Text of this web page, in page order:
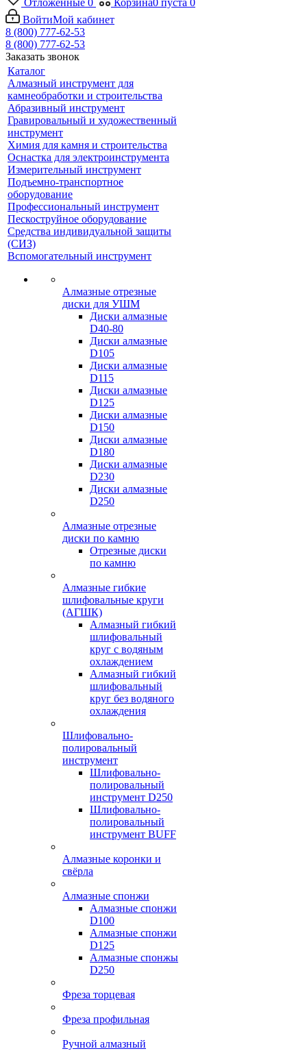
Отложенные 0 Корзина0 пуста 0
ВойтиМой кабинет
8 (800) 777-62-53
8 (800) 777-62-53
Заказать звонок
Каталог
Алмазный инструмент для
камнеобработки и строительства
Абразивный инструмент
Гравировальный и художественный
инструмент
Химия для камня и строительства
Оснастка для электроинструмента
Измерительный инструмент
Подъемно-транспортное
оборудование
Профессиональный инструмент
Пескоструйное оборудование
Средства индивидуальной защиты
(СИЗ)
Вспомогательный инструмент
Алмазные отрезные
диски для УШМ
Диски алмазные
D40-80
Диски алмазные
D105
Диски алмазные
D115
Диски алмазные
D125
Диски алмазные
D150
Диски алмазные
D180
Диски алмазные
D230
Диски алмазные
D250
Алмазные отрезные
диски по камню
Отрезные диски
по камню
Алмазные гибкие
шлифовальные круги
(АГШК)
Алмазный гибкий
шлифовальный
круг с водяным
охлаждением
Алмазный гибкий
шлифовальный
круг без водяного
охлаждения
Шлифовально-
полировальный
инструмент
Шлифовально-
полировальный
инструмент D250
Шлифовально-
полировальный
инструмент BUFF
Алмазные коронки и
свёрла
Алмазные спонжи
Алмазные спонжи
D100
Алмазные спонжи
D125
Алмазные спонжы
D250
Фреза торцевая
Фреза профильная
Ручной алмазный